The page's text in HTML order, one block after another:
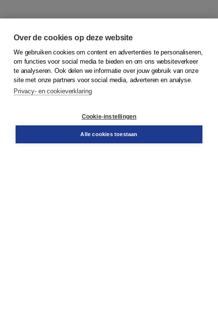
© 2026Koninklijke Boom uitgevers
Bestellen
Over de cookies op deze website
We gebruiken cookies om content en advertenties te personaliseren,
om functies voor social media te bieden en om ons websiteverkeer
te analyseren. Ook delen we informatie over jouw gebruik van onze
site met onze partners voor social media, adverteren en analyse.
Privacy- en cookieverklaring
Cookie-instellingen
Alle cookies toestaan